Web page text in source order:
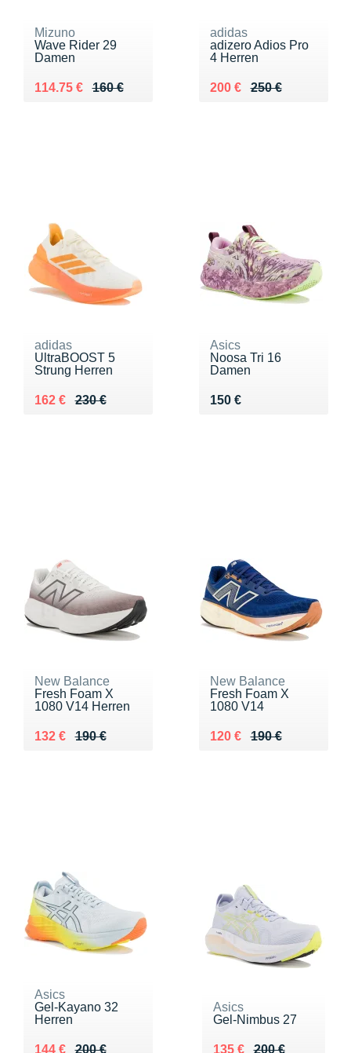
Mizuno
Wave Rider 29
Damen
160 €
Au lieu de 160 €
114.75 €
Vendu 114.75 €
adidas
adizero Adios Pro
4 Herren
250 €
Au lieu de 250 €
200 €
Vendu 200 €
adidas
UltraBOOST 5
Strung Herren
230 €
Au lieu de 230 €
162 €
Vendu 162 €
Asics
Noosa Tri 16
Damen
150 €
Vendu 150 €
New Balance
Fresh Foam X
1080 V14 Herren
190 €
Au lieu de 190 €
132 €
Vendu 132 €
New Balance
Fresh Foam X
1080 V14
190 €
Au lieu de 190 €
120 €
Vendu 120 €
Asics
Gel-Kayano 32
Herren
200 €
Au lieu de 200 €
144 €
Vendu 144 €
Asics
Gel-Nimbus 27
200 €
Au lieu de 200 €
135 €
Vendu 135 €